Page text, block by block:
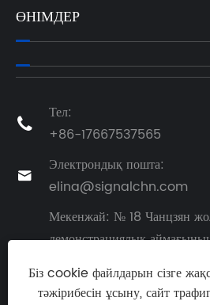
ӨНІМДЕР

Тел:
+86-17667537565

Электрондық пошта:
elina@signalchn.com
Мекенжай: № 18 Чанцзян
демонстрациялық
Цзяочжоу қаласы, Циндао
провинциясы, Қытай
Біз cookie файлдарын сізге
тәжірибесін ұсыну, сайт